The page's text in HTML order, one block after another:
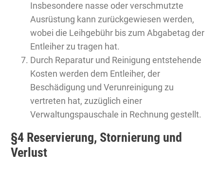
Insbesondere nasse oder verschmutzte
Ausrüstung kann zurückgewiesen werden,
wobei die Leihgebühr bis zum Abgabetag der
Entleiher zu tragen hat.
Durch Reparatur und Reinigung entstehende
Kosten werden dem Entleiher, der
Beschädigung und Verunreinigung zu
vertreten hat, zuzüglich einer
Verwaltungspauschale in Rechnung gestellt.
§4 Reservierung, Stornierung und
Verlust